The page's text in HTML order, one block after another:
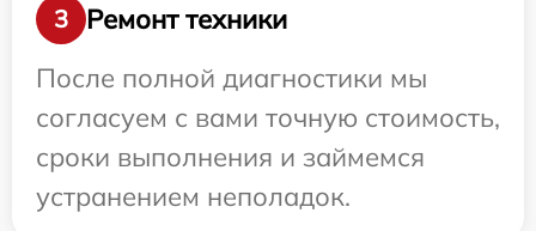
3
Ремонт техники
После полной диагностики мы
согласуем с вами точную стоимость,
сроки выполнения и займемся
устранением неполадок.